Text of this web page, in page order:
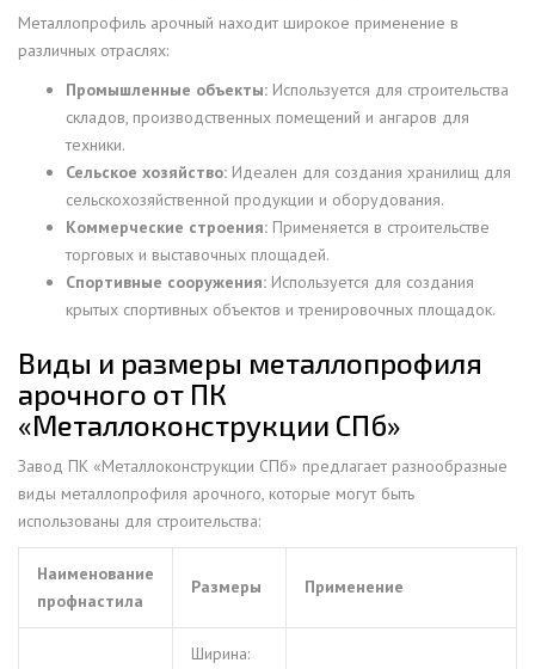
Металлопрофиль арочный находит широкое применение в
различных отраслях:
Промышленные объекты: Используется для строительства
складов, производственных помещений и ангаров для
техники.
Сельское хозяйство: Идеален для создания хранилищ для
сельскохозяйственной продукции и оборудования.
Коммерческие строения: Применяется в строительстве
торговых и выставочных площадей.
Спортивные сооружения: Используется для создания
крытых спортивных объектов и тренировочных площадок.
Виды и размеры металлопрофиля
арочного от ПК
«Металлоконструкции СПб»
Завод ПК «Металлоконструкции СПб» предлагает разнообразные
виды металлопрофиля арочного, которые могут быть
использованы для строительства:
Наименование
профнастила
Размеры Применение
Ширина: